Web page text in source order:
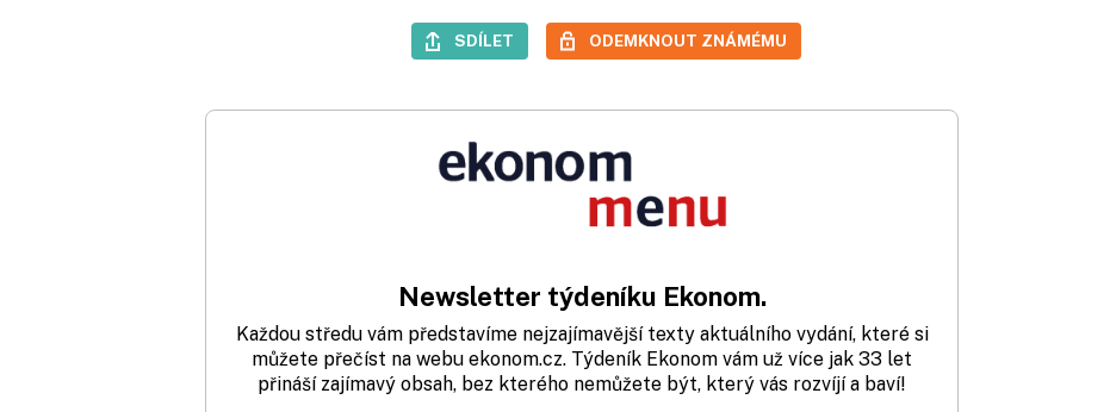
SDÍLET ODEMKNOUT ZNÁMÉMU
Newsletter týdeníku Ekonom.
Každou středu vám představíme nejzajímavější texty aktuálního vydání, které si
můžete přečíst na webu ekonom.cz. Týdeník Ekonom vám už více jak 33 let
přináší zajímavý obsah, bez kterého nemůžete být, který vás rozvíjí a baví!